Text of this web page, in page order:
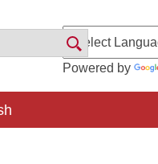
Powered by